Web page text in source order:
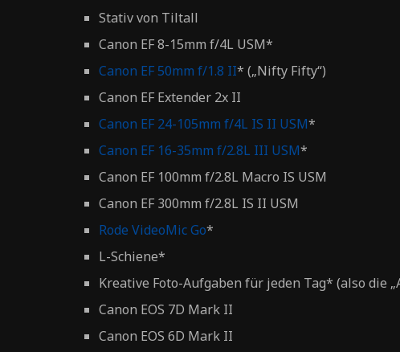
Stativ von Tiltall
Canon EF 8-15mm f/4L USM*
Canon EF 50mm f/1.8 II* („Nifty Fifty“)
Canon EF Extender 2x II
Canon EF 24-105mm f/4L IS II USM*
Canon EF 16-35mm f/2.8L III USM*
Canon EF 100mm f/2.8L Macro IS USM
Canon EF 300mm f/2.8L IS II USM
Rode VideoMic Go*
L-Schiene*
Kreative Foto-Aufgaben für jeden Tag* (also die
Canon EOS 7D Mark II
Canon EOS 6D Mark II